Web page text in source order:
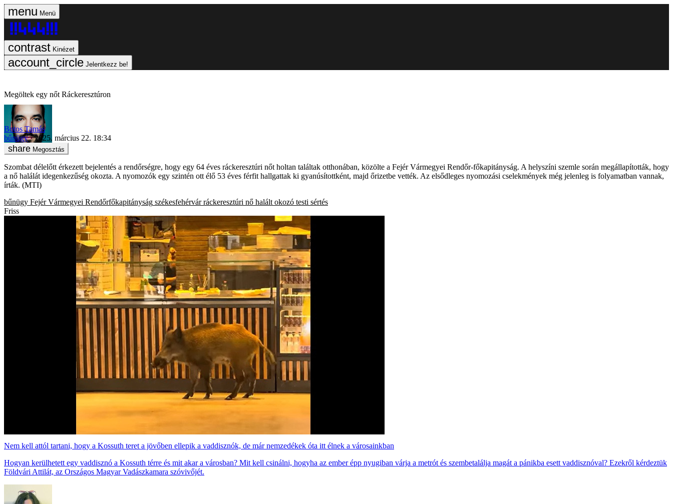
Menü
Kinézet
Jelentkezz be!
Megöltek egy nőt Ráckeresztúron
Botos Tamás
bűnügy
2025. március 22. 18:34
Megosztás
Szombat délelőtt érkezett bejelentés a rendőrségre, hogy egy 64 éves ráckeresztúri nőt holtan találtak otthonában, közölte a Fejér Vármegyei Rendőr-főkapitányság. A helyszíni szemle során megállapították, hogy
a nő halálát idegenkezűség okozta. A nyomozók egy szintén ott élő 53 éves férfit hallgattak ki gyanúsítottként, majd őrizetbe vették. Az elsődleges nyomozási cselekmények még jelenleg is folyamatban vannak,
írták. (MTI)
bűnügy Fejér Vármegyei Rendőrfőkapitányság székesfehérvár ráckeresztúri nő halált okozó testi sértés
Friss
Nem kell attól tartani, hogy a Kossuth teret a jövőben ellepik a vaddisznók, de már nemzedékek óta itt élnek a városainkban
Hogyan kerülhetett egy vaddisznó a Kossuth térre és mit akar a városban? Mit kell csinálni, hogyha az ember épp nyugiban várja a metrót és szembetalálja magát a pánikba esett vaddisznóval? Ezekről kérdeztük
Földvári Attilát, az Országos Magyar Vadászkamara szóvivőjét.